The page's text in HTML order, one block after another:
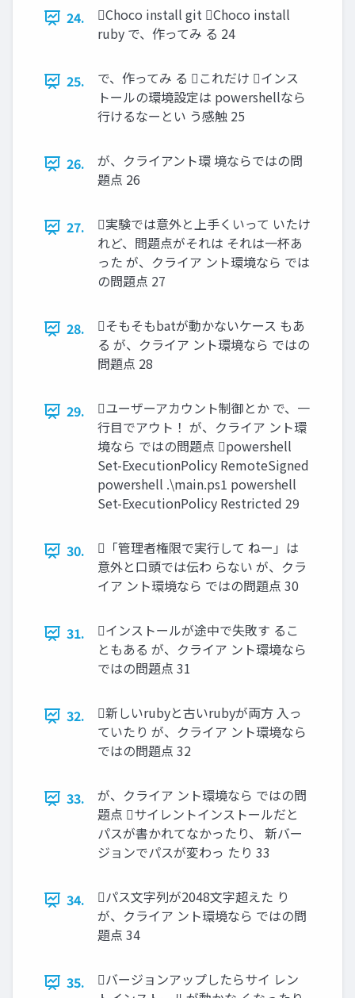
24.
Choco install git Choco install
ruby で、作ってみ る 24
25.
で、作ってみ る これだけ インス
トールの環境設定は powershellなら
行けるなーとい う感触 25
26.
が、クライアント環 境ならではの問
題点 26
27.
実験では意外と上手くいって いたけ
れど、問題点がそれは それは一杯あ
った が、クライア ント環境なら では
の問題点 27
28.
そもそもbatが動かないケース もあ
る が、クライア ント環境なら ではの
問題点 28
29.
ユーザーアカウント制御とか で、一
行目でアウト！ が、クライア ント環
境なら ではの問題点 powershell
Set-ExecutionPolicy RemoteSigned
powershell .\main.ps1 powershell
Set-ExecutionPolicy Restricted 29
30.
「管理者権限で実行して ねー」は
意外と口頭では伝わ らない が、クラ
イア ント環境なら ではの問題点 30
31.
インストールが途中で失敗す るこ
ともある が、クライア ント環境なら
ではの問題点 31
32.
新しいrubyと古いrubyが両方 入っ
ていたり が、クライア ント環境なら
ではの問題点 32
33.
が、クライア ント環境なら ではの問
題点 サイレントインストールだと
パスが書かれてなかったり、 新バー
ジョンでパスが変わっ たり 33
34.
パス文字列が2048文字超えた り
が、クライア ント環境なら ではの問
題点 34
35.
バージョンアップしたらサイ レン